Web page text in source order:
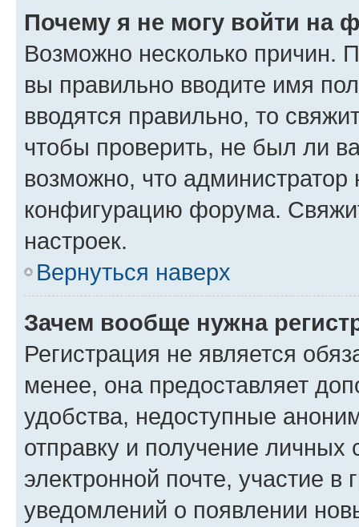
Почему я не могу войти на
Возможно несколько причин.
вы правильно вводите имя
вводятся правильно, то
чтобы проверить, не был ли
возможно, что администратор
конфигурацию форума.
настроек.
Вернуться наверх
Зачем вообще нужна
Регистрация не является
менее, она предоставляет
удобства, недоступные
отправку и получение
электронной почте, участие в
уведомлений о появлении